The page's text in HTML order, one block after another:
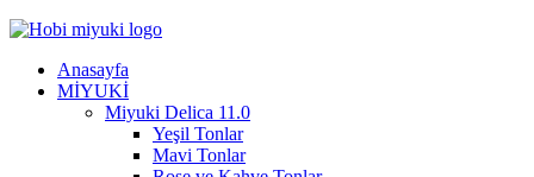
Anasayfa
MİYUKİ
Miyuki Delica 11.0
Yeşil Tonlar
Mavi Tonlar